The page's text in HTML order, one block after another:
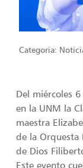
Categoria:
Del miércoles
en la UNM la
maestra
de la Orquesta
de Dios
Este evento